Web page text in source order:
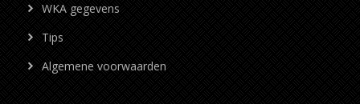
WKA gegevens
Tips
Algemene voorwaarden